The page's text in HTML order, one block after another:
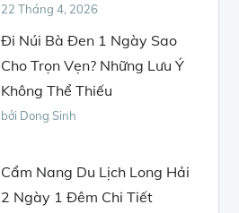
22 Tháng 4, 2026
Đi Núi Bà Đen 1 Ngày Sao
Cho Trọn Vẹn? Những Lưu Ý
Không Thể Thiếu
bởi Dong Sinh
Cẩm Nang Du Lịch Long Hải
2 Ngày 1 Đêm Chi Tiết